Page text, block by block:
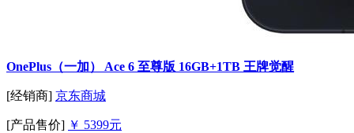
OnePlus（一加） Ace 6 至尊版 16GB+1TB 王牌觉醒
[经销商] 京东商城
[产品售价] ￥ 5399元